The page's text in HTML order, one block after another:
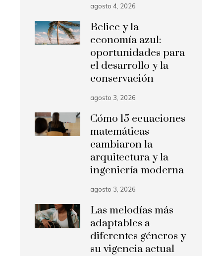
agosto 4, 2026
Belice y la
economía azul:
oportunidades para
el desarrollo y la
conservación
agosto 3, 2026
Cómo 15 ecuaciones
matemáticas
cambiaron la
arquitectura y la
ingeniería moderna
agosto 3, 2026
Las melodías más
adaptables a
diferentes géneros y
su vigencia actual